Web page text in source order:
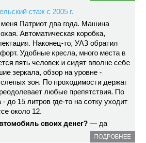
стаж с 2005 г.
Патриот два года. Машина
Автоматическая коробка,
Наконец-то, УАЗ обратил
Удобные кресла, много места в
пять человек и сидят вполне себе
зеркала, обзор на уровне -
слепых зон. По проходимости держат
любые препятствия. По
до 15 литров где-то на сотку уходит
около 12.
своих денег? — да
ПОДРОБНЕЕ